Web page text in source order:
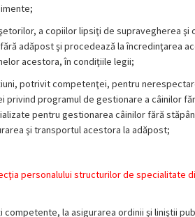
a copiilor lipsiţi de supravegherea şi
adăpost şi procedează la încredinţarea
acestora, în condiţiile legii;
potrivit competenţei, pentru
privind programul de gestionare a câinilor
pentru gestionarea câinilor fără
şi transportul acestora la adăpost;
personalului structurilor de specialitate
la asigurarea ordinii şi liniştii